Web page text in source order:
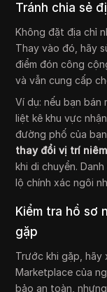
Tránh chia sẻ
Không đặt địa chỉ
Thay vào đó, hãy
điểm đón công
và vẫn cung cấp
Ví dụ: nếu bạn
liệt kê khu vực
đường phố của
thay đổi vị trí
khi di chuyển.
lộ chính xác ngôi
Kiểm tra hồ sơ
gặp
Trước khi gặp, hãy
Marketplace của
bảo an toàn,